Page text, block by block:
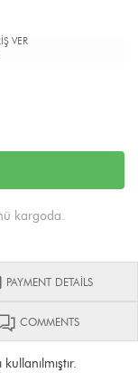
VER
kargoda.
PAYMENT DETAILS
COMMENTS